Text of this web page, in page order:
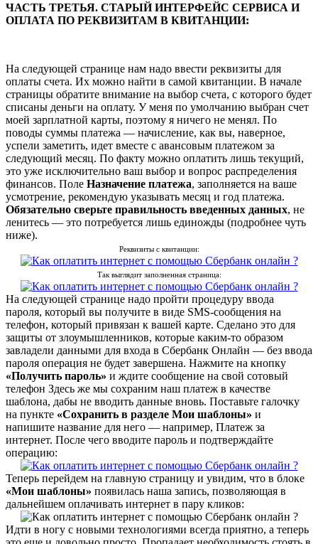
ЧАСТЬ ТРЕТЬЯ. СТАРЫЙ ИНТЕРФЕЙС СЕРВИСА И
ОПЛАТА ПО РЕКВИЗИТАМ В КВИТАНЦИИ:
На следующей странице нам надо ввести реквизиты для
оплаты счета. Их можно найти в самой квитанции. В начале
страницы обратите внимание на выбор счета, с которого будет
списаны деньги на оплату. У меня по умолчанию выбран счет
моей зарплатной карты, поэтому я ничего не менял. По
поводы суммы платежа — начисление, как вы, наверное,
успели заметить, идет вместе с авансовым платежом за
следующий месяц. По факту можно оплатить лишь текущий,
это уже исключительно ваш выбор и вопрос распределения
финансов. Поле Назначение платежа, заполняется на ваше
усмотрение, рекомендую указывать месяц и год платежа.
Обязательно сверьте правильность введенных данных, не
ленитесь — это потребуется лишь единожды (подробнее чуть
ниже).
Реквизиты с квитанции:
Так выглядит заполненная страница:
На следующей странице надо пройти процедуру ввода
пароля, который вы получите в виде SMS-сообщения на
телефон, который привязан к вашей карте. Сделано это для
защиты от злоумышленников, которые каким-то образом
завладели данными для входа в Сбербанк Онлайн — без ввода
пароля операция не будет завершена. Нажмите на кнопку
«Получить пароль» и ждите сообщение на свой сотовый
телефон Здесь же мы сохраним наш платеж в качестве
шаблона, дабы не вводить данные вновь. Поставьте галочку
на пункте «Сохранить в разделе Мои шаблоны» и
напишите название для него — например, Платеж за
интернет. После чего вводите пароль и подтверждайте
операцию:
Теперь перейдем на главную страницу и увидим, что в блоке
«Мои шаблоны» появилась наша запись, позволяющая в
дальнейшем оплачивать интернет в пару кликов:
Идти в ногу с новыми технологиями всегда приятно, а теперь